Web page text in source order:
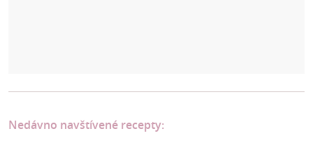
Nedávno navštívené recepty: